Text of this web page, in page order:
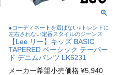
●コーディネートを選ばない♪トレンドに
左右されない定番スタイルのジーンズ
【Lee リー】キッズ BASIC
TAPERED ベーシック テーパー
ド デニムパンツ LK6231
メーカー希望小売価格 ¥5,940